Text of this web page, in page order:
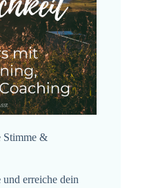
Stimme &
und erreiche dein